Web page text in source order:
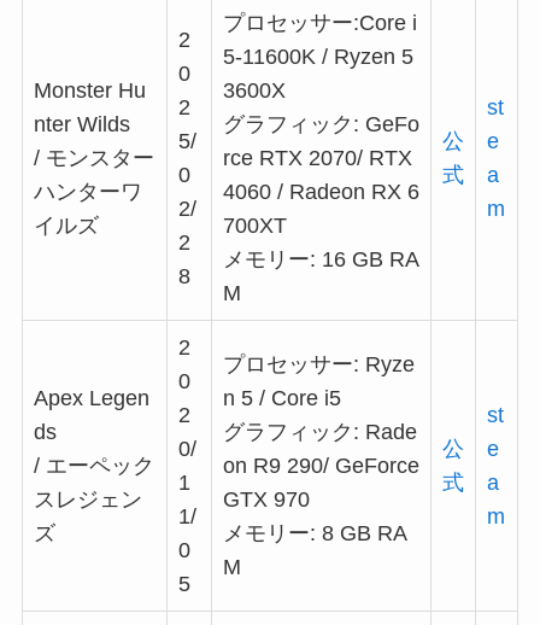
Monster Hu
nter Wilds
/ モンスター
ハンターワ
イルズ
2
0
2
5/
0
2/
2
8
プロセッサー:Core i
5-11600K / Ryzen 5
3600X
グラフィック: GeFo
rce RTX 2070/ RTX
4060 / Radeon RX 6
700XT
メモリー: 16 GB RA
M
公
式
st
e
a
m
Apex Legen
ds
/ エーペック
スレジェン
ズ
2
0
2
0/
1
1/
0
5
プロセッサー: Ryze
n 5 / Core i5
グラフィック: Rade
on R9 290/ GeForce
GTX 970
メモリー: 8 GB RA
M
公
式
st
e
a
m